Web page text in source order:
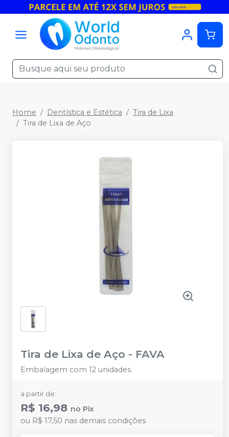
Home Dentística e Estética
Tira de Lixa
Tira de Lixa de Aço
Tira de Lixa de Aço - FAVA
Embalagem com 12 unidades.
a partir de:
R$ 16,98 no Pix
ou R$ 17,50 nas demais condições